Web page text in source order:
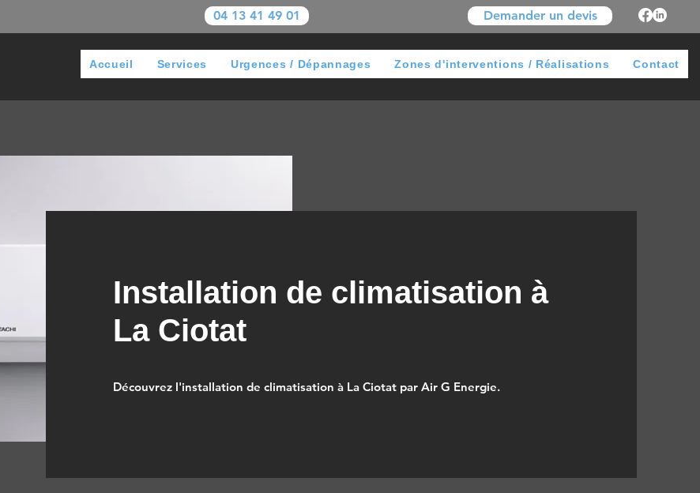
04 13 41 49 01 Demander un devis
Accueil Services Urgences / Dépannages Zones d'interventions / Réalisations Contact
Installation de climatisation à
La Ciotat
Découvrez l'installation de climatisation à La Ciotat par Air G Energie.